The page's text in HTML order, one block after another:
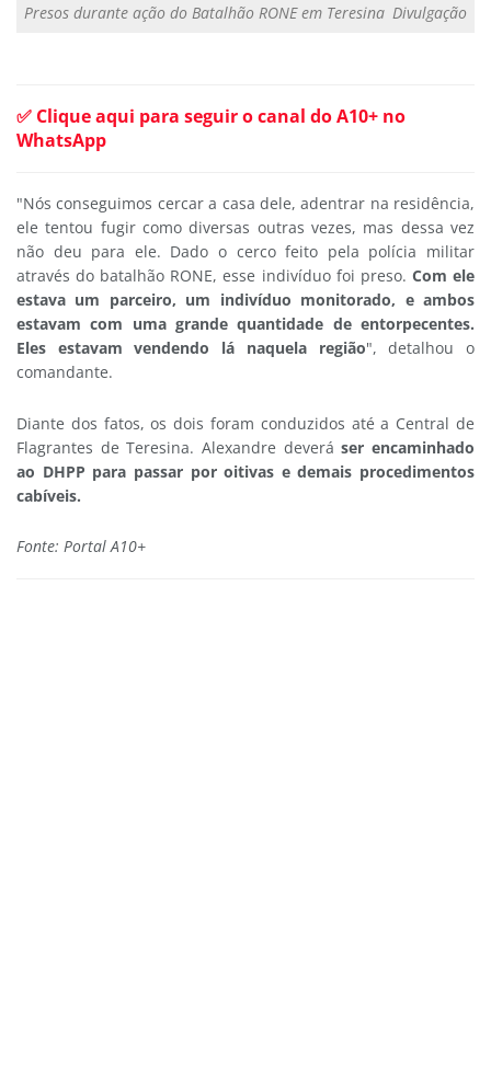
Presos durante ação do Batalhão RONE em Teresina Divulgação
✅ Clique aqui para seguir o canal do A10+ no
WhatsApp
"Nós conseguimos cercar a casa dele, adentrar na residência,
ele tentou fugir como diversas outras vezes, mas dessa vez
não deu para ele. Dado o cerco feito pela polícia militar
através do batalhão RONE, esse indivíduo foi preso. Com ele
estava um parceiro, um indivíduo monitorado, e ambos
estavam com uma grande quantidade de entorpecentes.
Eles estavam vendendo lá naquela região", detalhou o
comandante.
Diante dos fatos, os dois foram conduzidos até a Central de
Flagrantes de Teresina. Alexandre deveráser encaminhado
ao DHPP para passar por oitivas e demais procedimentos
cabíveis.
Fonte: Portal A10+